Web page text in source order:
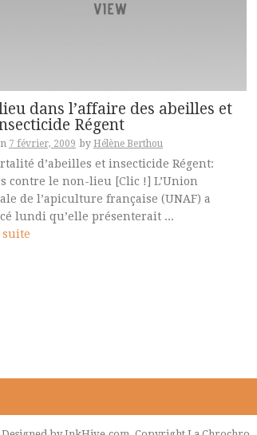
dans l’affaire des abeilles et
Régent
7 février, 2009 by Hélène Berthou
d’abeilles et insecticide Régent:
contre le non-lieu [Clic !] L’Union
de l’apiculture française (UNAF) a
lundi qu’elle présenterait ...